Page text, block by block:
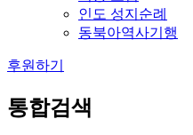
인도 성지순례
동북아역사기행
후원하기
통합검색